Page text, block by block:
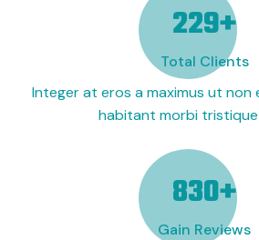
264+
Total Clients
Integer at eros a maximus ut non
habitant morbi tristique
954+
Gain Reviews